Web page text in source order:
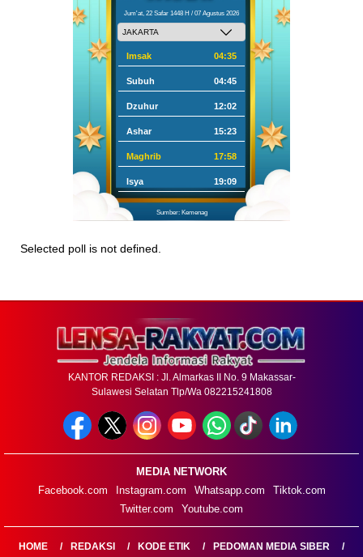
Jum'at, 22 Safar 1448 H / 07 Agustus 2026
Imsak 04:35
Subuh 04:45
Dzuhur 12:02
Ashar 15:23
Maghrib 17:58
Isya 19:09
Sumber: Kemenag
Selected poll is not defined.
KANTOR REDAKSI : Jl. Almarkas II No. 9 Makassar-
Sulawesi Selatan Tlp/Wa 082215241808
MEDIA NETWORK
Facebook.com
Instagram.com Whatsapp.com
Tiktok.com
Twitter.com
Youtube.com
HOME REDAKSI KODE ETIK PEDOMAN MEDIA SIBER